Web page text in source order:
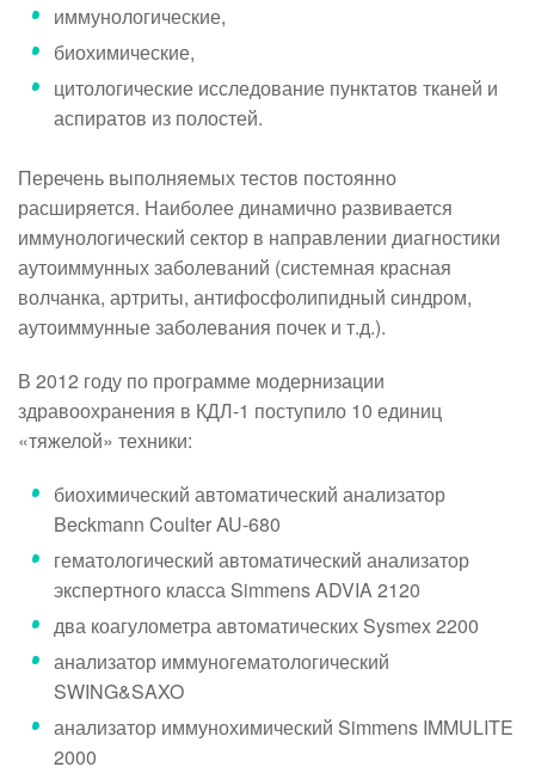
иммунологические,
биохимические,
цитологические исследование пунктатов тканей и
аспиратов из полостей.
Перечень выполняемых тестов постоянно
расширяется. Наиболее динамично развивается
иммунологический сектор в направлении диагностики
аутоиммунных заболеваний (системная красная
волчанка, артриты, антифосфолипидный синдром,
аутоиммунные заболевания почек и т.д.).
В 2012 году по программе модернизации
здравоохранения в КДЛ-1 поступило 10 единиц
«тяжелой» техники:
биохимический автоматический анализатор
Beckmann Coulter AU-680
гематологический автоматический анализатор
экспертного класса Simmens ADVIA 2120
два коагулометра автоматических Sysmex 2200
анализатор иммуногематологический
SWING&SAXO
анализатор иммунохимический Simmens IMMULITE
2000